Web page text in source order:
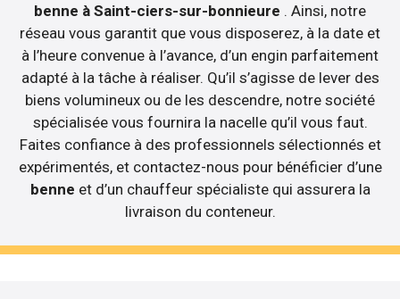
benne à Saint-ciers-sur-bonnieure . Ainsi, notre
réseau vous garantit que vous disposerez, à la date et
à l’heure convenue à l’avance, d’un engin parfaitement
adapté à la tâche à réaliser. Qu’il s’agisse de lever des
biens volumineux ou de les descendre, notre société
spécialisée vous fournira la nacelle qu’il vous faut.
Faites confiance à des professionnels sélectionnés et
expérimentés, et contactez-nous pour bénéficier d’une
benne et d’un chauffeur spécialiste qui assurera la
livraison du conteneur.